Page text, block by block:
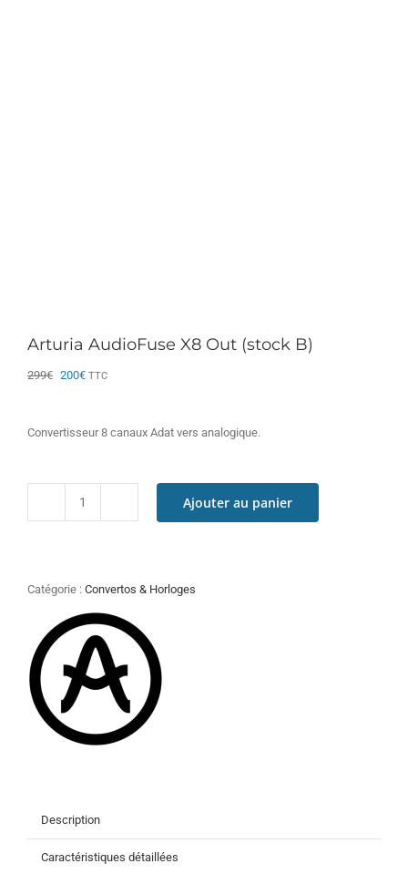
Arturia AudioFuse X8 Out (stock B)
299€ Le
était :
200€Le
est :
TTC
Convertisseur 8 canaux Adat vers analogique.
quantité
X8
(stock
B)
Ajouter au panier
Catégorie : Convertos & Horloges
Description
Caractéristiques détaillées